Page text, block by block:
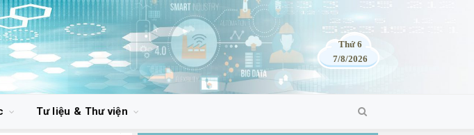
Thứ 6
7/8/2026
Tư liệu & Thư viện